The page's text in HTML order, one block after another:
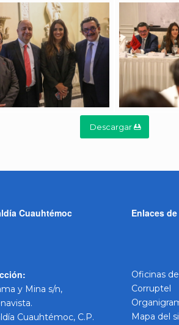
Descargar
Cuauhtémoc
y Mina s/n,
Cuauhtémoc, C.P.
Enlaces
Oficinas
Corruptel
Mapa del